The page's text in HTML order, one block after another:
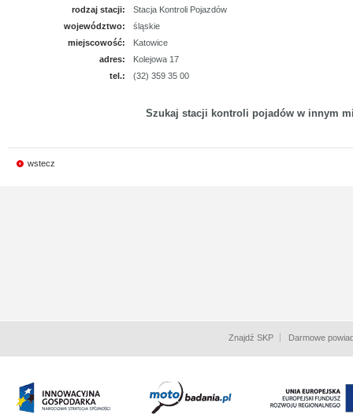
rodzaj stacji:
Stacja Kontroli Pojazdów
województwo:
śląskie
miejscowość:
Katowice
adres:
Kolejowa 17
tel.:
(32) 359 35 00
Szukaj stacji kontroli pojadów w innym
wstecz
Znajdź SKP Darmowe